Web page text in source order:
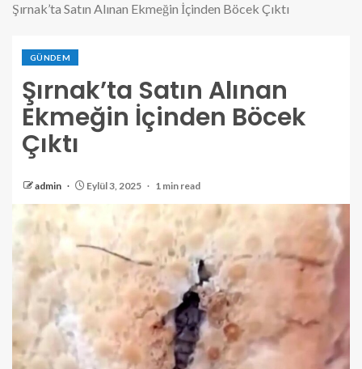
Şırnak’ta Satın Alınan Ekmeğin İçinden Böcek Çıktı
GÜNDEM
Şırnak’ta Satın Alınan
Ekmeğin İçinden Böcek
Çıktı
admin Eylül 3, 2025 1 min read